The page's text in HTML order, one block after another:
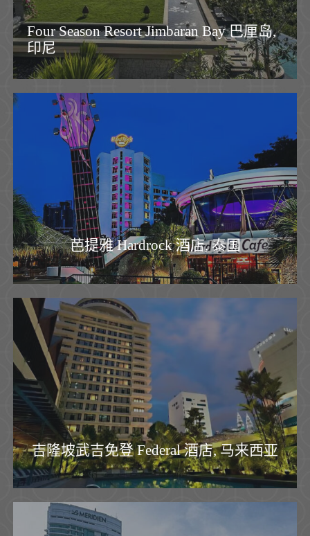
Four Season Resort Jimbaran Bay 巴厘岛,
印尼
芭提雅 Hardrock 酒店, 泰国
吉隆坡武吉免登 Federal 酒店, 马来西亚